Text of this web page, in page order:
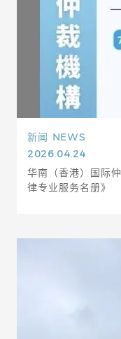
新闻 NEWS
2026.04.24
华南（香港）国际
律专业服务名册》